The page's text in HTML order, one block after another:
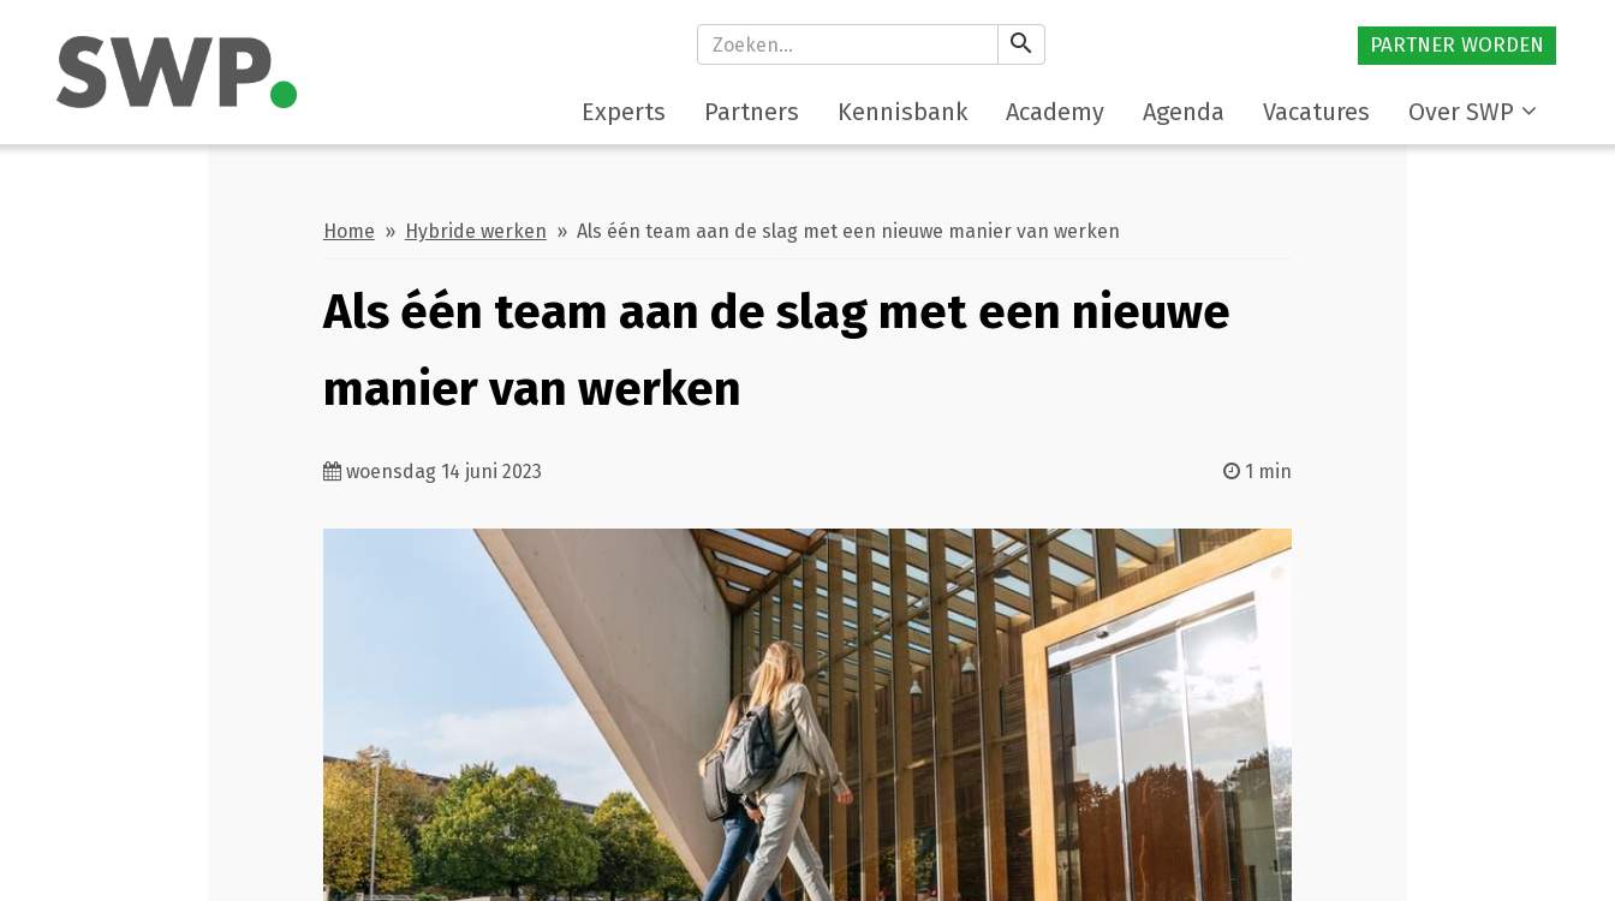
search PARTNER WORDEN
Experts Partners Kennisbank Academy Agenda Vacatures Over SWP
Home » Hybride werken » Als één team aan de slag met een nieuwe manier van werken
Als één team aan de slag met een nieuwe
manier van werken
woensdag 14 juni 2023 1 min